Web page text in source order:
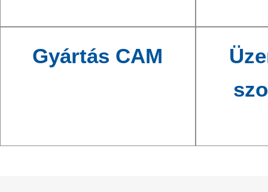
Gyártás CAM